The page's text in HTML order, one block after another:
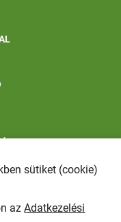
rendkívüli melegben
sütiket (cookie)
azAdatkezelési